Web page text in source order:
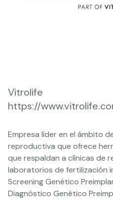
Vitrolife
https://
Empresa líder en el ámbito
reproductiva que ofrece
que respaldan a clínicas de
laboratorios de fertilización
Screening Genético
Diagnóstico Genético